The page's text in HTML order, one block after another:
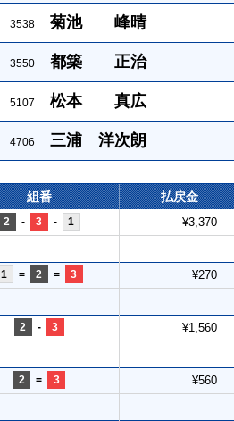
3538 菊池 峰晴
3550 都築 正治
5107 松本 真広
4706 三浦 洋次朗
組番 払戻金
2 - 3 - 1 ¥3,370
1 = 2 = 3 ¥270
2 - 3 ¥1,560
2 = 3 ¥560